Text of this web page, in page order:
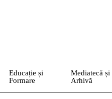
Educație și
Formare
Mediatecă și
Arhivă